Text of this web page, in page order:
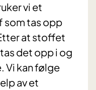
vi et
tas opp
at stoffet
det opp i og
Vi kan følge
av et